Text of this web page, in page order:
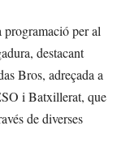
per al
destacant
Bros, adreçada a
i Batxillerat, que
de diverses